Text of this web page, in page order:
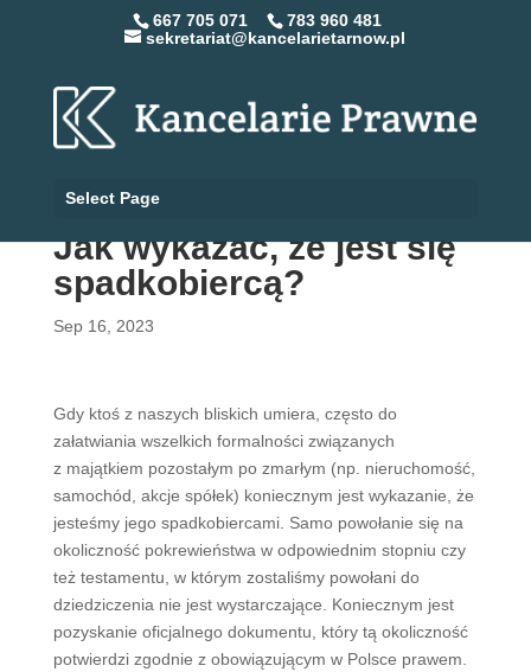
667 705 071
783 960 481
sekretariat@kancelarietarnow.pl
Select Page
Jak wykazać, że jest się
spadkobiercą?
Sep 16, 2023
Gdy ktoś z naszych bliskich umiera, często do
załatwiania wszelkich formalności związanych
z majątkiem pozostałym po zmarłym (np. nieruchomość,
samochód, akcje spółek) koniecznym jest wykazanie, że
jesteśmy jego spadkobiercami. Samo powołanie się na
okoliczność pokrewieństwa w odpowiednim stopniu czy
też testamentu, w którym zostaliśmy powołani do
dziedziczenia nie jest wystarczające. Koniecznym jest
pozyskanie oficjalnego dokumentu, który tą okoliczność
potwierdzi zgodnie z obowiązującym w Polsce prawem.